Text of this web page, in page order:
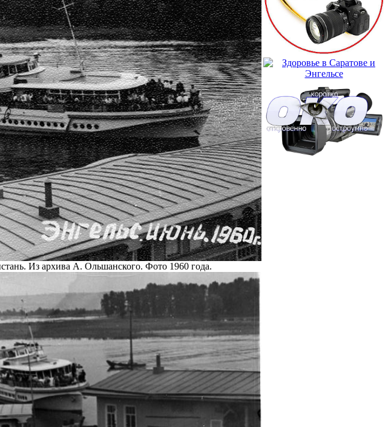
Из архива А. Ольшанского. Фото 1960 года.